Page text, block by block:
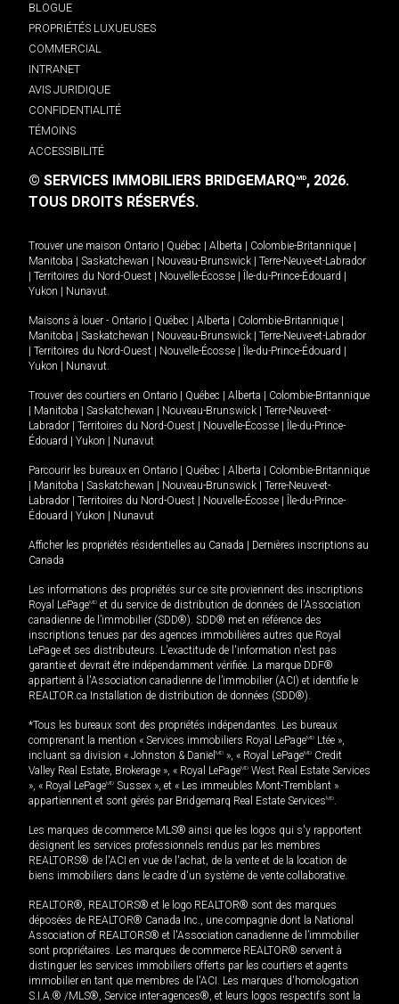
BLOGUE
PROPRIÉTÉS LUXUEUSES
COMMERCIAL
INTRANET
AVIS JURIDIQUE
CONFIDENTIALITÉ
TÉMOINS
ACCESSIBILITÉ
© SERVICES IMMOBILIERS BRIDGEMARQMD, 2026.
TOUS DROITS RÉSERVÉS.
Trouver une maison Ontario | Québec | Alberta | Colombie-Britannique |
Manitoba | Saskatchewan | Nouveau-Brunswick | Terre-Neuve-et-Labrador
| Territoires du Nord-Ouest | Nouvelle-Écosse | Île-du-Prince-Édouard |
Yukon | Nunavut.
Maisons à louer - Ontario | Québec | Alberta | Colombie-Britannique |
Manitoba | Saskatchewan | Nouveau-Brunswick | Terre-Neuve-et-Labrador
| Territoires du Nord-Ouest | Nouvelle-Écosse | Île-du-Prince-Édouard |
Yukon | Nunavut.
Trouver des courtiers en Ontario | Québec | Alberta | Colombie-Britannique
| Manitoba | Saskatchewan | Nouveau-Brunswick | Terre-Neuve-et-
Labrador | Territoires du Nord-Ouest | Nouvelle-Écosse | Île-du-Prince-
Édouard | Yukon | Nunavut
Parcourir les bureaux en Ontario | Québec | Alberta | Colombie-Britannique
| Manitoba | Saskatchewan | Nouveau-Brunswick | Terre-Neuve-et-
Labrador | Territoires du Nord-Ouest | Nouvelle-Écosse | Île-du-Prince-
Édouard | Yukon | Nunavut
Afficher les propriétés résidentielles au Canada | Dernières inscriptions au
Canada
Les informations des propriétés sur ce site proviennent des inscriptions
Royal LePageMD et du service de distribution de données de l'Association
canadienne de l’immobilier (SDD®). SDD® met en référence des
inscriptions tenues par des agences immobilières autres que Royal
LePage et ses distributeurs. L'exactitude de l'information n'est pas
garantie et devrait être indépendamment vérifiée. La marque DDF®
appartient à l'Association canadienne de l’immobilier (ACI) et identifie le
REALTOR.ca Installation de distribution de données (SDD®).
*Tous les bureaux sont des propriétés indépendantes. Les bureaux
comprenant la mention « Services immobiliers Royal LePageMD Ltée »,
incluant sa division « Johnston & Daniel MD », « Royal LePageMD Credit
Valley Real Estate, Brokerage », « Royal LePageMD West Real Estate Services
», « Royal LePageMD Sussex », et « Les immeubles Mont-Tremblant »
appartiennent et sont gérés par Bridgemarq Real Estate ServicesMD.
Les marques de commerce MLS® ainsi que les logos qui s'y rapportent
désignent les services professionnels rendus par les membres
REALTORS® de l'ACI en vue de l'achat, de la vente et de la location de
biens immobiliers dans le cadre d'un système de vente collaborative.
REALTOR®, REALTORS® et le logo REALTOR® sont des marques
déposées de REALTOR® Canada Inc., une compagnie dont la National
Association of REALTORS® et l'Association canadienne de l’immobilier
sont propriétaires. Les marques de commerce REALTOR® servent à
distinguer les services immobiliers offerts par les courtiers et agents
immobilier en tant que membres de l'ACI. Les marques d'homologation
S.I.A.® /MLS®, Service inter-agences®, et leurs logos respectifs sont la